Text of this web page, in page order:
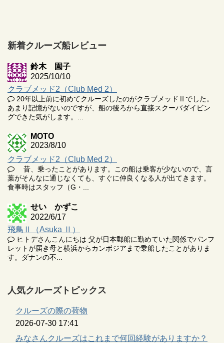
新着クルーズ船レビュー
鈴木 園子
2025/10/10
クラブメッド2（Club Med 2）
20年以上前に初めてクルーズしたのがクラブメッドⅡでした。
あまり記憶がないのですが、船の後ろから直接スクーバダイビン
グできた気がします。...
MOTO
2023/8/10
クラブメッド2（Club Med 2）
昔、乗ったことがあります。この船は乗客が少ないので、言
葉がそんなに通じなくても、すぐに仲良くなる人が出てきます。
食事時はスタッフ（G・...
せい かずこ
2022/6/17
飛鳥Ⅱ（Asuka Ⅱ）
ヒトデさんこんにちは 父が日本郵船に勤めていた関係でパンフ
レットが届き母と横浜からカンボジアまで乗船したことがありま
す。ダナンの不...
人気クルーズトピックス
クルーズの際の荷物
2026-07-30 17:41
みなさんクルーズはこれまで何回経験がありますか？